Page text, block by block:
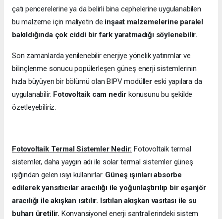
çatı pencerelerine ya da belirli bina cephelerine uygulanabilen
bu malzeme için maliyetin de inşaat malzemelerine paralel
bakıldığında çok ciddi bir fark yaratmadığı söylenebilir.
Son zamanlarda yenilenebilir enerjiye yönelik yatırımlar ve
bilinçlenme sonucu popülerleşen güneş enerji sistemlerinin
hızla büyüyen bir bölümü olan BIPV modüller eski yapılara da
uygulanabilir. Fotovoltaik cam nedir konusunu bu şekilde
özetleyebiliriz.
Fotovoltaik Termal Sistemler Nedir: Fotovoltaik termal
sistemler, daha yaygın adı ile solar termal sistemler güneş
ışığından gelen ısıyı kullanırlar. Güneş ışınları absorbe
edilerek yansıtıcılar aracılığı ile yoğunlaştırılıp bir eşanjör
aracılığı ile akışkan ısıtılır. Isıtılan akışkan vasıtası ile su
buharı üretilir. Konvansiyonel enerji santrallerindeki sistem